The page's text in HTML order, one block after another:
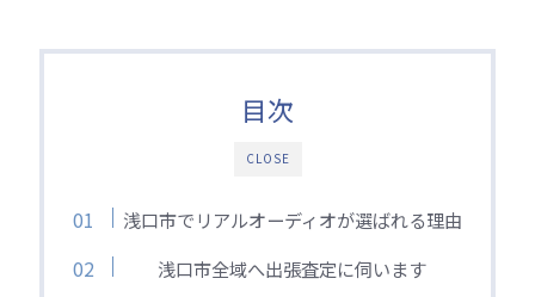
CLOSE
目次
浅口市でリアルオーディオが選ばれる理由
浅口市全域へ出張査定に伺います